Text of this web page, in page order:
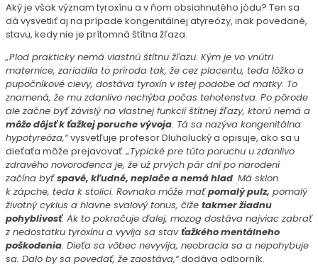
Aký je však význam tyroxínu a v ňom obsiahnutého jódu? Ten sa
dá vysvetliť aj na prípade kongenitálnej atyreózy, inak povedané,
stavu, kedy nie je prítomná štítna žľaza.
„Plod prakticky nemá vlastnú štítnu žľazu. Kým je vo vnútri
maternice, zariadila to príroda tak, že cez placentu, teda lôžko a
pupočníkové cievy, dostáva tyroxín v istej podobe od matky. To
znamená, že mu zdanlivo nechýba počas tehotenstva. Po pôrode
ale začne byť závislý na vlastnej funkcií štítnej žľazy, ktorú nemá a
môže dôjsť k ťažkej poruche vývoja. Tá sa nazýva kongenitálna
hypotyreóza,“vysvetľuje profesor Dluholucký a opisuje, ako sa u
dieťaťa môže prejavovať:„Typické pre túto poruchu u zdanlivo
zdravého novorodenca je, že už prvých pár dní po narodení
začína byťspavé, kľudné, neplače a nemá hlad. Má sklon
k zápche, teda k stolici. Rovnako môže maťpomalý pulz, pomalý
životný cyklus a hlavne svalový tonus, čiže takmer žiadnu
pohyblivosť. Ak to pokračuje ďalej, mozog dostáva najviac zabrať
z nedostatku tyroxínu a vyvíja sa stavťažkého mentálneho
poškodenia. Dieťa sa vôbec nevyvíja, neobracia sa a nepohybuje
sa. Dalo by sa povedať, že zaostáva,“dodáva odborník.